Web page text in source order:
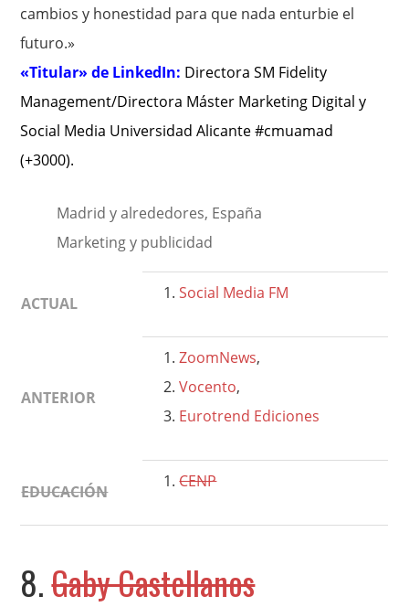
cambios y honestidad para que nada enturbie el
futuro.»
«Titular» de LinkedIn: Directora SM Fidelity
Management/Directora Máster Marketing Digital y
Social Media Universidad Alicante #cmuamad
(+3000).
Madrid y alrededores, España
Marketing y publicidad
ACTUAL
Social Media FM
ANTERIOR
ZoomNews,
Vocento,
Eurotrend Ediciones
EDUCACIÓN
CENP
8.Gaby Castellanos